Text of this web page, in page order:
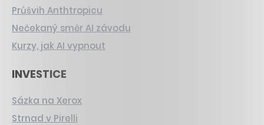
Průšvih Anthtropicu
Nečekaný směr AI závodu
Kurzy, jak AI vypnout
INVESTICE
Sázka na Xerox
Strnad v Pirelli